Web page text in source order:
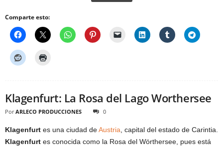
Comparte esto:
Klagenfurt: La Rosa del Lago Worthersee
Por ARLECO PRODUCCIONES 0
Klagenfurt es una ciudad deAustria , capital del estado de Carintia.
Klagenfurt es conocida como la Rosa del Wörthersee, pues está